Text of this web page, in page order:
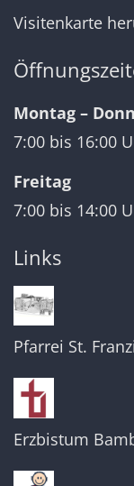
Visitenkarte
Montag –
7:00 bis 16:00
Freitag
7:00 bis 14:00
Links
Pfarrei St.
Erzbistum